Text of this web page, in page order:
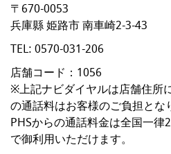
〒670-0053
兵庫縣姫路市南車崎2-3-43
TEL: 0570-031-206
店舗コード：1056
※上記ナビダイヤルは店舗住所
の通話料はお客様のご負担とな
PHSからの通話料金は全国一律
で御利用いただけます。